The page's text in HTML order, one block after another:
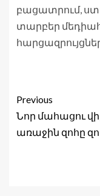
բացատրում,
տարբեր
Previous
Նոր մահացու
առաջին զոհը